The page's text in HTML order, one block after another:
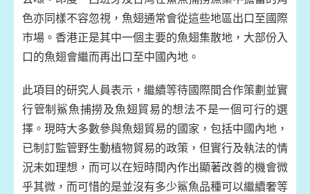
色亦同樣不容忽視，魚翅通常會從這些地區出口至國際
巿場。香港正是其中一個主要的魚翅集散地，大部份入
口的魚翅會繼而再出口至中國內地。
此項目的研究人員表示，繼續等待國際間合作策劃並實
行管制鯊魚捕撈及魚翅貿易的想法不是一個可行的選
擇。現時大多數參與魚翅貿易的國家，包括中國內地，
已制訂監管野生動植物貿易的政策，但實行及執法的情
況未如理想，而可以在短時間內作出顯著改善的機會微
乎其微，而可惜的是並沒有多少鯊魚品種可以繼續奢等